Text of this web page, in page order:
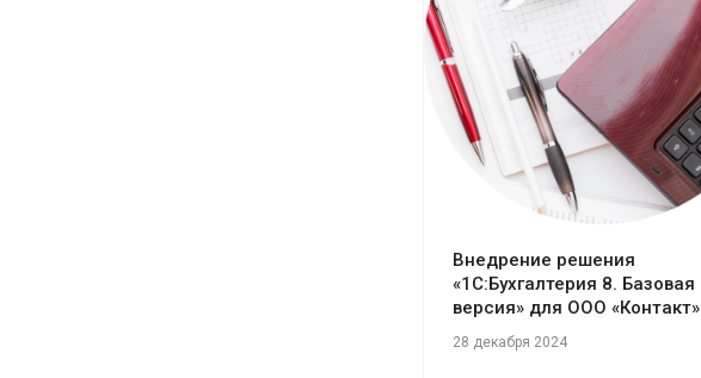
Смотреть проект
Внедрение решения
«1С:Бухгалтерия 8. Базовая
версия» для ООО «Контакт»
28 декабря 2024